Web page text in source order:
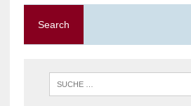
Search